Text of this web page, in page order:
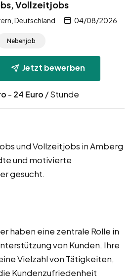
Vollzeitjobs
Deutschland 04/08/2026
Nebenjob
Jetzt bewerben
- 24 Euro / Stunde
und Vollzeitjobs in Amberg
und motivierte
gesucht.
haben eine zentrale Rolle in
von Kunden. Ihre
Vielzahl von Tätigkeiten,
Kundenzufriedenheit